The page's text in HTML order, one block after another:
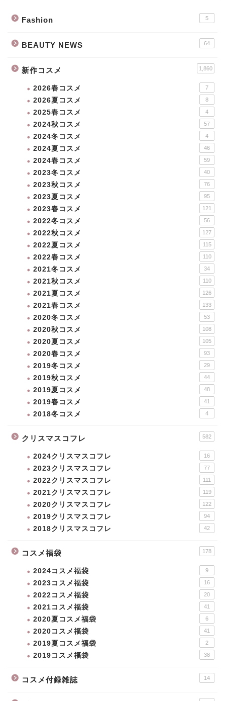
Fashion 5
BEAUTY NEWS 64
新作コスメ 1,860
2026春コスメ 7
2026夏コスメ 8
2025春コスメ 4
2024秋コスメ 57
2024冬コスメ 4
2024夏コスメ 46
2024春コスメ 59
2023冬コスメ 40
2023秋コスメ 76
2023夏コスメ 95
2023春コスメ 121
2022冬コスメ 56
2022秋コスメ 127
2022夏コスメ 115
2022春コスメ 110
2021冬コスメ 34
2021秋コスメ 110
2021夏コスメ 126
2021春コスメ 133
2020冬コスメ 53
2020秋コスメ 108
2020夏コスメ 105
2020春コスメ 93
2019冬コスメ 29
2019秋コスメ 44
2019夏コスメ 48
2019春コスメ 41
2018冬コスメ 4
クリスマスコフレ 582
2024クリスマスコフレ 16
2023クリスマスコフレ 77
2022クリスマスコフレ 111
2021クリスマスコフレ 119
2020クリスマスコフレ 122
2019クリスマスコフレ 94
2018クリスマスコフレ 42
コスメ福袋 178
2024コスメ福袋 9
2023コスメ福袋 16
2022コスメ福袋 20
2021コスメ福袋 41
2020夏コスメ福袋 6
2020コスメ福袋 41
2019夏コスメ福袋 2
2019コスメ福袋 38
コスメ付録雑誌 14